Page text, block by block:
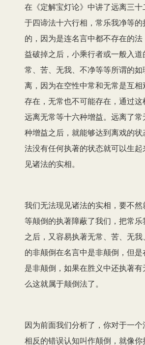
在《定解宝灯论》中讲了远离三
于四谛法十六行相，常乐我净等
的，因为是连名言中都不存在的
益破掉之后，小乘行者或一般入
常、苦、无我、不净等等所谓的
离，因为在空性中常和无常是互
存在，无常也不可能存在，通过
远离无常等十六种增益。远离了
种增益之后，就能够达到离戏的
法没有任何执著的状态就可以生
见诸法的实相。
我们无法现见诸法的实相，要不
等颠倒的执著障蔽了我们，把常
之后，又容易执著无常、苦、无
的非颠倒在名言中是非颠倒，但
是非颠倒，如果在胜义中还执著
么这就属于颠倒法了。
因为前面我们分析了，你对于一
相反的错误认知叫作颠倒，就像你